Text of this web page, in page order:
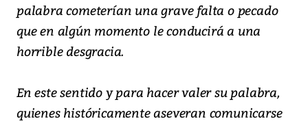
palabra cometerían una grave falta o pecado
que en algún momento le conducirá a una
horrible desgracia.
En este sentido y para hacer valer su palabra,
quienes históricamente aseveran comunicarse